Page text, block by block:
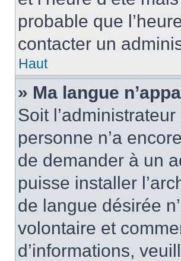
probable que
contacter un
Haut
» Ma langue
Soit
personne n’a
de demander à un
puisse installer
de langue désirée
volontaire et
d’informations,